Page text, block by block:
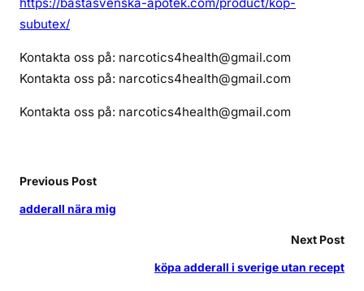
subutex/
Kontakta oss på: narcotics4health@gmail.com
Kontakta oss på: narcotics4health@gmail.com
Kontakta oss på: narcotics4health@gmail.com
Previous Post
adderall nära mig
Next Post
köpa adderall i sverige utan recept